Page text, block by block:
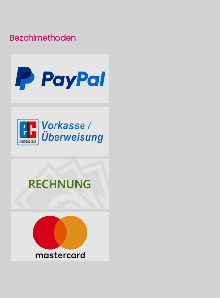
Bezahlmethoden